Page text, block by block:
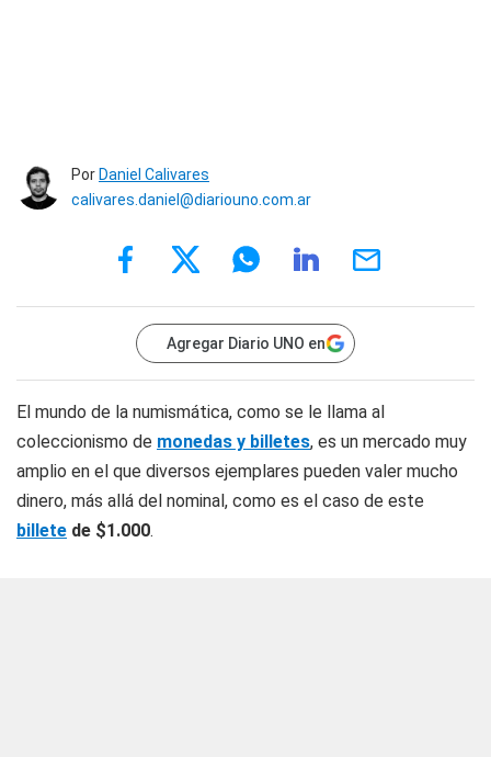
Por Daniel Calivares
calivares.daniel@diariouno.com.ar
Agregar Diario UNO en
El mundo de la numismática, como se le llama al
coleccionismo de monedas y billetes, es un mercado muy
amplio en el que diversos ejemplares pueden valer mucho
dinero, más allá del nominal, como es el caso de este
billete de $1.000.